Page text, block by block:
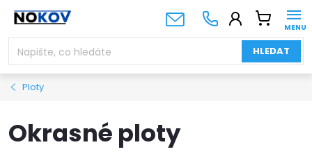
Přejít
obsah
HLEDAT
NÁKUPNÍ
KOŠÍK
Ploty
Okrasné ploty